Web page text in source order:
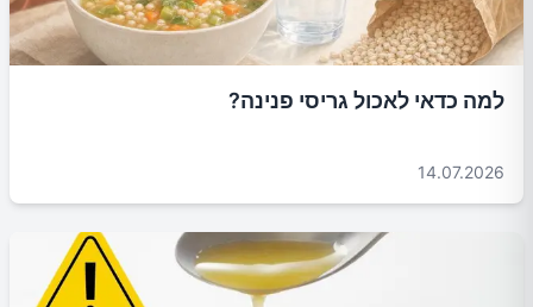
למה כדאי לאכול גריסי פנינה?
14.07.2026